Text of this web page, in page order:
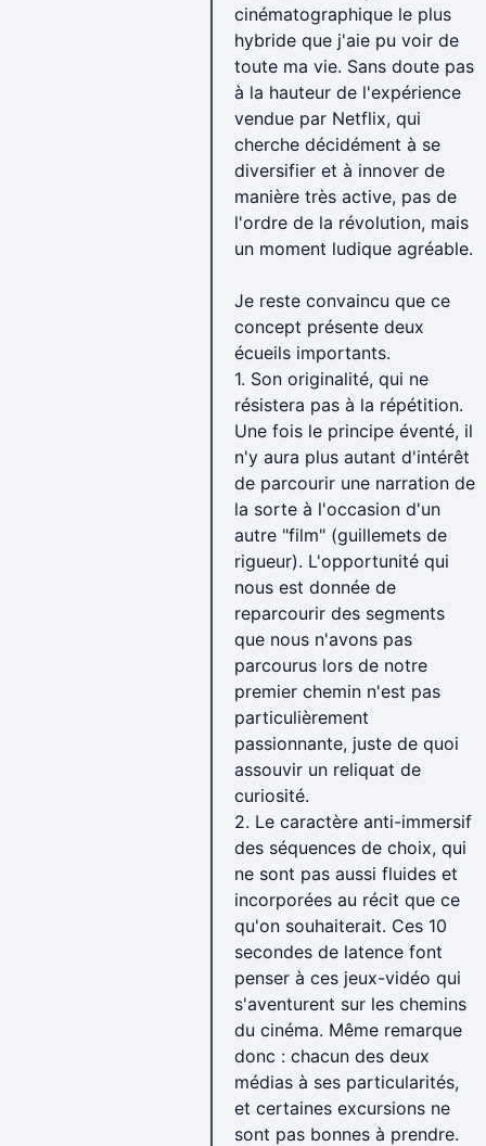
+1) Le Gouffre aux chimères +2) Kagemusha +3) Le
Magnifique +7) Do The Right Thing +8) Pontypool
-1) Domino -2) Captain Marvel -3) Les Épices de la
+1) La Cité des douleurs +2) Hobo +3) Les 11 Fioretti
-1) Cocktail -2) Budapest -3) Un Couteau dans le
+1) Noblesse oblige +2) La Bête lumineuse +3) Témoin
-1) X-Men: Dark Phoenix -2) Mr. Long -3) The Dead
+1) Samuraï +2) Le Ciel et la boue +3) Berlin,
-1) Nous finirons ensemble -2) Assassination Nation -3) Coming Home -4) Spider-Man: Far From Home -
+1) La Chute de la maison Usher +2) La Fugue +3)
-1) L'Intervention -2) La Nonne -3)
+1) Welcome to Sodom +2) Les Petites Fugues +3)
poches +7) Joker +8) Désir meurtrier
+1) Le Chien jaune de Mongolie +2) Cutterhead +3) Le piège du diable +4) J'ai vécu l'enfer de Corée +5) Un condamné à mort s'est
échappé +6) Dans la ville blanche
-1) Bad Buzz -2)
www.senscritique.com/liste/
www.senscritique.com/liste/
www.senscritique.com/liste/
Le fil de mes obsessions en 2019 :
www.senscritique.com/liste/
www.senscritique.com/liste/
www.senscritique.com/liste/
cinématographique le plus
hybride que j'aie pu voir de
toute ma vie. Sans doute pas
à la hauteur de l'expérience
vendue par Netflix, qui
cherche décidément à se
diversifier et à innover de
manière très active, pas de
l'ordre de la révolution, mais
un moment ludique agréable.
Je reste convaincu que ce
concept présente deux
écueils importants.
1. Son originalité, qui ne
résistera pas à la répétition.
Une fois le principe éventé, il
n'y aura plus autant d'intérêt
de parcourir une narration de
la sorte à l'occasion d'un
autre "film" (guillemets de
rigueur). L'opportunité qui
nous est donnée de
reparcourir des segments
que nous n'avons pas
parcourus lors de notre
premier chemin n'est pas
particulièrement
passionnante, juste de quoi
assouvir un reliquat de
curiosité.
2. Le caractère anti-immersif
des séquences de choix, qui
ne sont pas aussi fluides et
incorporées au récit que ce
qu'on souhaiterait. Ces 10
secondes de latence font
penser à ces jeux-vidéo qui
s'aventurent sur les chemins
du cinéma. Même remarque
donc : chacun des deux
médias à ses particularités,
et certaines excursions ne
sont pas bonnes à prendre.